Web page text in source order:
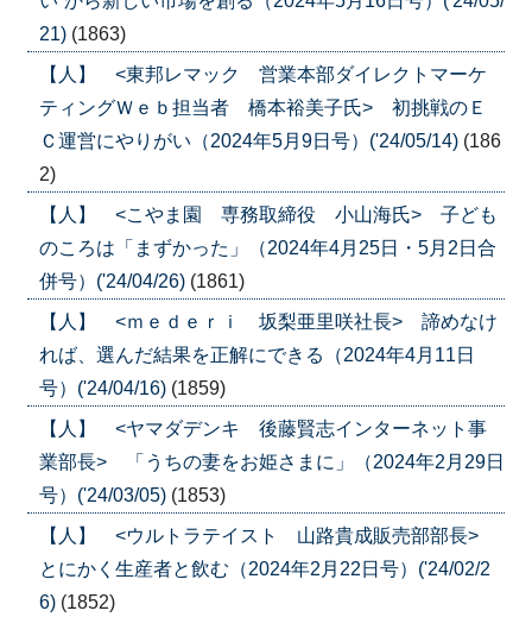
21) (1863)
【人】 <東邦レマック 営業本部ダイレクトマーケ
ティングＷｅｂ担当者 橋本裕美子氏> 初挑戦のＥ
Ｃ運営にやりがい（2024年5月9日号）('24/05/14) (186
2)
【人】 <こやま園 専務取締役 小山海氏> 子ども
のころは「まずかった」（2024年4月25日・5月2日合
併号）('24/04/26) (1861)
【人】 <ｍｅｄｅｒｉ 坂梨亜里咲社長> 諦めなけ
れば、選んだ結果を正解にできる（2024年4月11日
号）('24/04/16) (1859)
【人】 <ヤマダデンキ 後藤賢志インターネット事
業部長> 「うちの妻をお姫さまに」（2024年2月29日
号）('24/03/05) (1853)
【人】 <ウルトラテイスト 山路貴成販売部部長>
とにかく生産者と飲む（2024年2月22日号）('24/02/2
6) (1852)